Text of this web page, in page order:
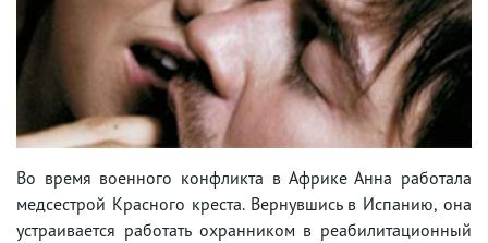
Во время военного конфликта в Африке Анна работала
медсестрой Красного креста. Вернувшись в Испанию, она
устраивается работать охранником в реабилитационный